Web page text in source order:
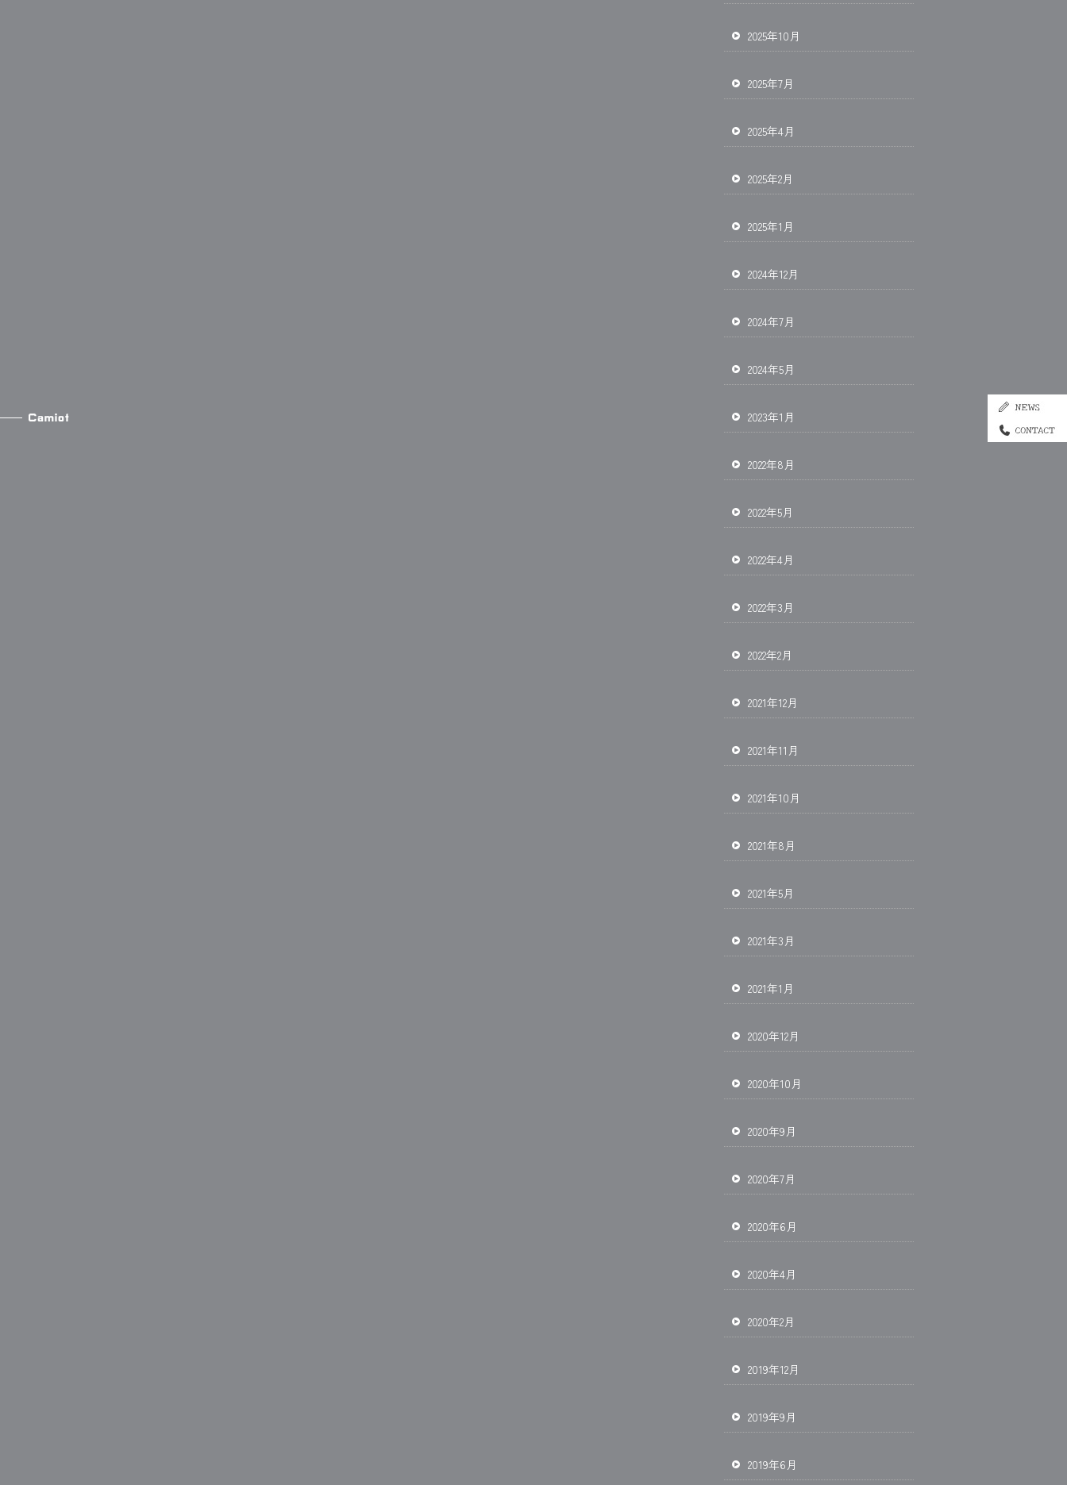
2025年10月
2025年7月
2025年4月
2025年2月
2025年1月
2024年12月
2024年7月
2024年5月
2023年1月
2022年8月
2022年5月
2022年4月
2022年3月
2022年2月
2021年12月
2021年11月
2021年10月
2021年8月
2021年5月
2021年3月
2021年1月
2020年12月
2020年10月
2020年9月
2020年7月
2020年6月
2020年4月
2020年2月
2019年12月
2019年9月
2019年6月